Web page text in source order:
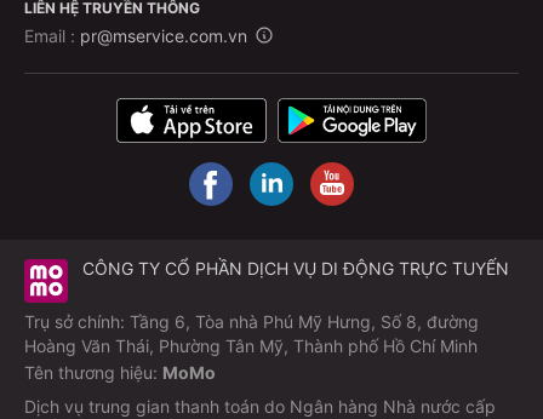
LIÊN HỆ TRUYỀN THÔNG
Email : pr@mservice.com.vn
CÔNG TY CỔ PHẦN DỊCH VỤ DI ĐỘNG TRỰC TUYẾN
Trụ sở chính: Tầng 6, Tòa nhà Phú Mỹ Hưng, Số 8, đường
Hoàng Văn Thái, Phường Tân Mỹ, Thành phố Hồ Chí Minh
Tên thương hiệu: MoMo
Dịch vụ trung gian thanh toán do Ngân hàng Nhà nước cấp